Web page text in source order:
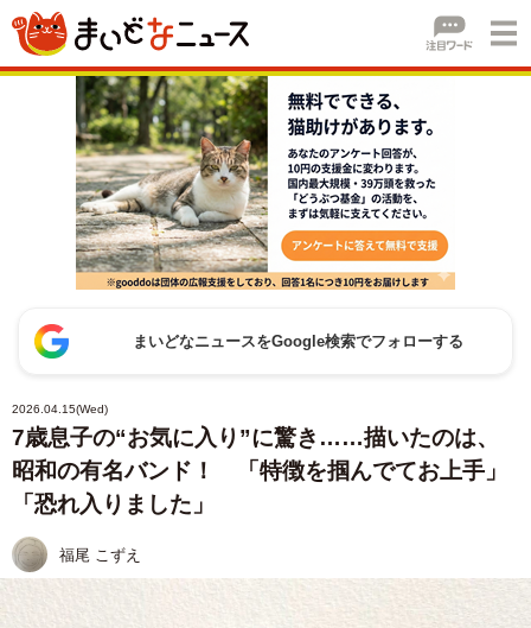
まいどなニュースをGoogle検索でフォローする
2026.04.15(Wed)
7歳息子の“お気に入り”に驚き……描いたのは、
昭和の有名バンド！ 「特徴を掴んでてお上手」
「恐れ入りました」
福尾 こずえ